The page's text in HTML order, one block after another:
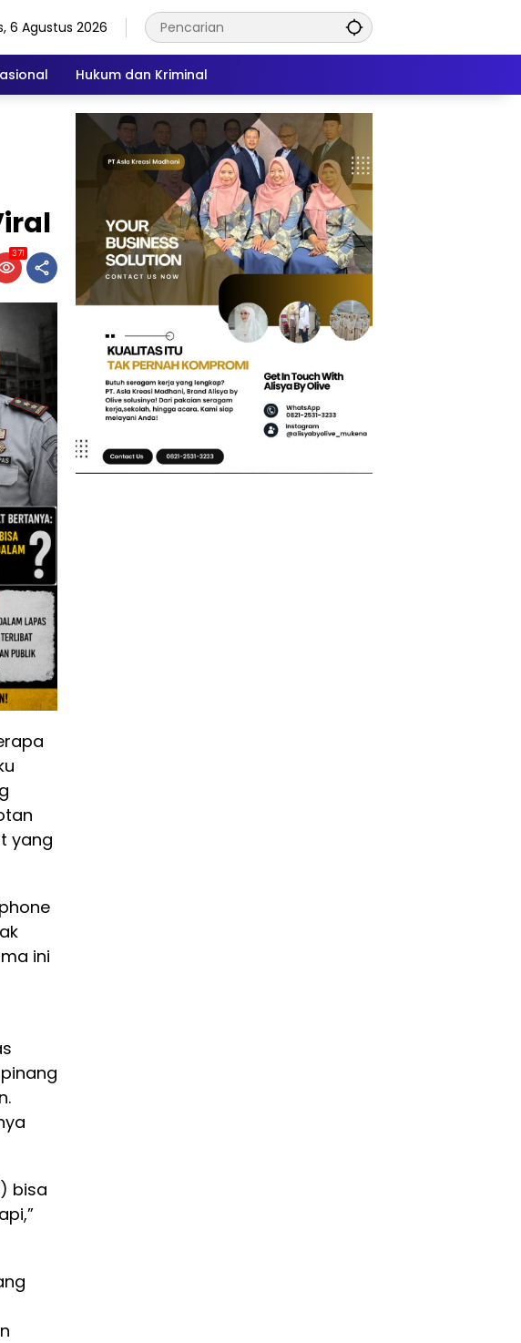
6 Agustus 2026
Hukum dan Kriminal
371
yang
ini
bisa